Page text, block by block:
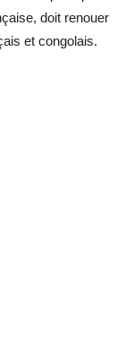
doit renouer
et congolais.